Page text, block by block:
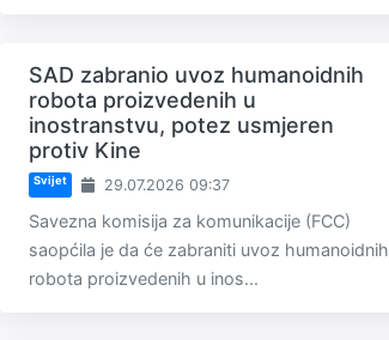
SAD zabranio uvoz humanoidnih
robota proizvedenih u
inostranstvu, potez usmjeren
protiv Kine
Svijet 29.07.2026 09:37
Savezna komisija za komunikacije (FCC)
saopćila je da će zabraniti uvoz humanoidnih
robota proizvedenih u inos...